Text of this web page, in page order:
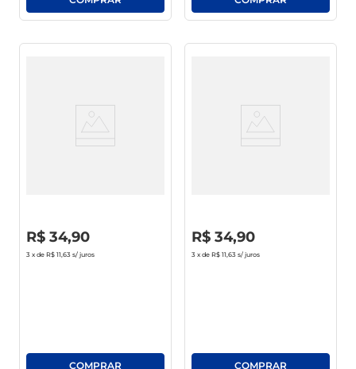
R$ 34,90
3 x de R$ 11,63 s/ juros
R$ 34,90
3 x de R$ 11,63 s/ juros